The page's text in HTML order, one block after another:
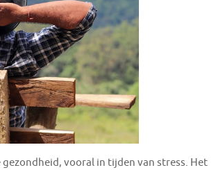
vooral in tijden van stress. Het